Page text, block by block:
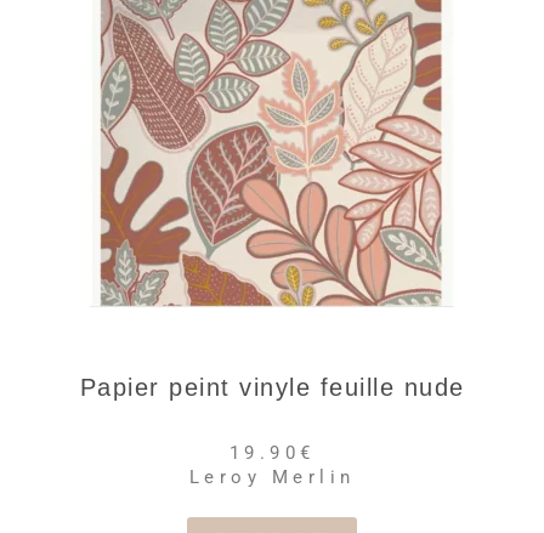
Papier peint vinyle feuille nude
19.90€
Leroy Merlin